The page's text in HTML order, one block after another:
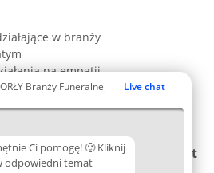
ORŁY Branży Funeralnej Live chat
Ci pomogę! 🙂 Kliknij
odpowiedni temat
w branży
na empatii
Plebiscyt Kontakt